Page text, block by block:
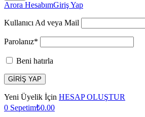
Arora HesabımGiriş Yap
Kullanıcı Ad veya Mail
Parolanız*
Beni hatırla
Yeni Üyelik İçin HESAP OLUŞTUR
0 Sepetim₺0.00